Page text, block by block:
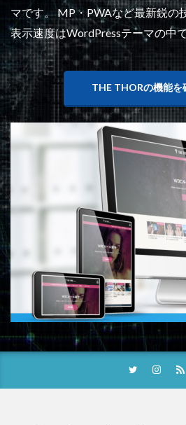
マです。 MP・PWAなど最新鋭の
表示速度はWordPressテーマの中
THE THORの機能を